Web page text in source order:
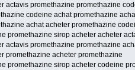
actavis promethazine promethazine
codeine achat promethazine
achat acheter promethazine
promethazine sirop acheter acheter
actavis promethazine promethazine
promethazine acheter promethazine
promethazine sirop acheter codeine